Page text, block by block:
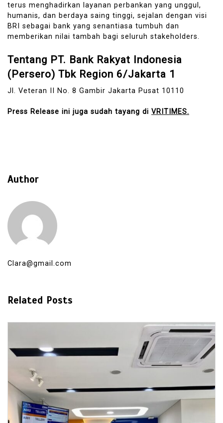
terus menghadirkan layanan perbankan yang unggul,
humanis, dan berdaya saing tinggi, sejalan dengan visi
BRI sebagai bank yang senantiasa tumbuh dan
memberikan nilai tambah bagi seluruh stakeholders.
Tentang PT. Bank Rakyat Indonesia
(Persero) Tbk Region 6/Jakarta 1
Jl. Veteran II No. 8 Gambir Jakarta Pusat 10110
Press Release ini juga sudah tayang di VRITIMES.
Author
Clara@gmail.com
Related Posts